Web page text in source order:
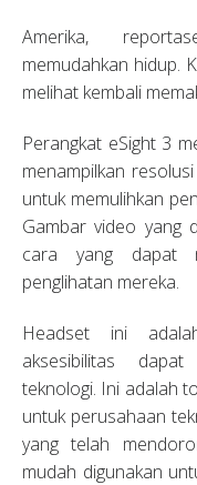
Amerika,
memudahkan hidup.
melihat kembali
Perangkat eSight 3
menampilkan
untuk memulihkan
Gambar video yang
cara yang dapat
penglihatan mereka.
Headset ini
aksesibilitas
teknologi. Ini adalah
untuk perusahaan
yang telah
mudah digunakan